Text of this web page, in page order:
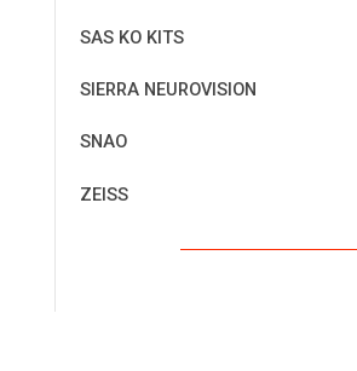
SAS KO KITS
SIERRA NEUROVISION
SNAO
ZEISS